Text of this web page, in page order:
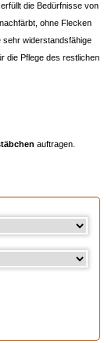
die Bedürfnisse von
ohne Flecken
widerstandsfähige
die Pflege des restlichen
auftragen.